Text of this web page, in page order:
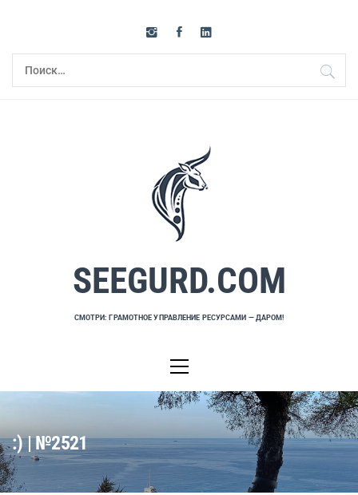
содержимому
Найти:
SEEGURD.COM
СМОТРИ: ГРАМОТНОЕ УПРАВЛЕНИЕ РЕСУРСАМИ — ДАРОМ!
меню
:) | №2521